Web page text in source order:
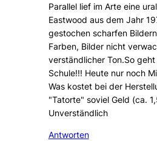
Parallel lief im Arte eine
Eastwood aus dem Jahr
gestochen scharfen
Farben, Bilder nicht
verständlicher Ton.So geht
Schule!!! Heute nur noch
Was kostet bei der
"Tatorte" soviel Geld (ca.
Unverständlich
Antworten